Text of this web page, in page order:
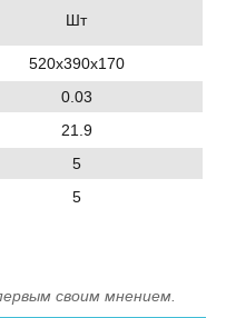
Шт
520х390х170
0.03
21.9
5
5
своим мнением.